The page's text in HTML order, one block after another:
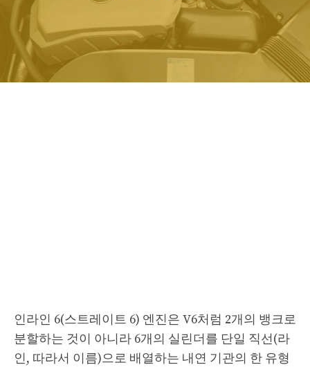
인라인 6(스트레이트 6) 엔진은 V6처럼 2개의 뱅크로
분할하는 것이 아니라 6개의 실린더를 단일 직선(라
인, 따라서 이름)으로 배열하는 내연 기관의 한 유형